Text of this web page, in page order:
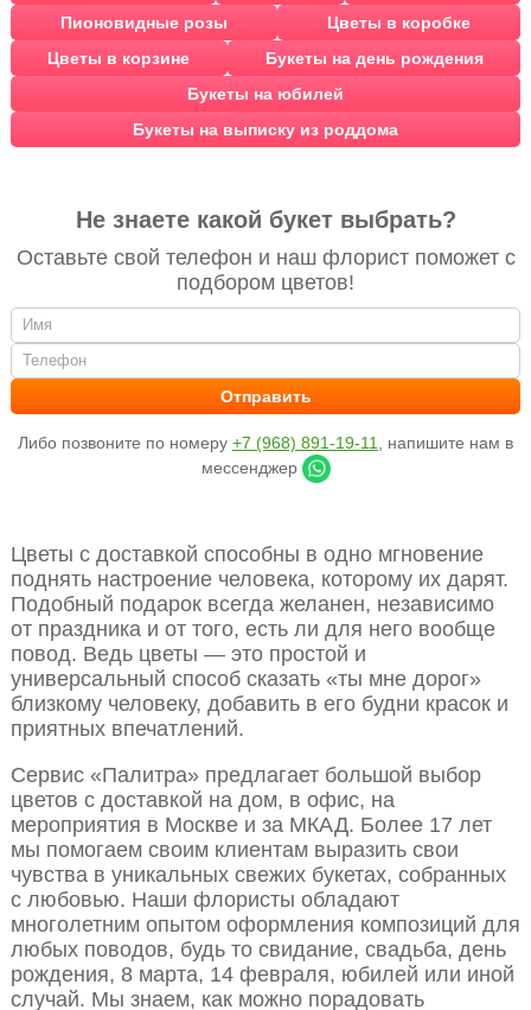
Пионовидные розы
Цветы в коробке
Цветы в корзине
Букеты на день рождения
Букеты на юбилей
Букеты на выписку из роддома
Не знаете какой букет выбрать?
Оставьте свой телефон и наш флорист поможет с
подбором цветов!
Либо позвоните по номеру +7 (968) 891-19-11
, напишите нам в
мессенджер
Цветы с доставкой способны в одно мгновение
поднять настроение человека, которому их дарят.
Подобный подарок всегда желанен, независимо
от праздника и от того, есть ли для него вообще
повод. Ведь цветы — это простой и
универсальный способ сказать «ты мне дорог»
близкому человеку, добавить в его будни красок и
приятных впечатлений.
Сервис «Палитра» предлагает большой выбор
цветов с доставкой на дом, в офис, на
мероприятия в Москве и за МКАД. Более 17 лет
мы помогаем своим клиентам выразить свои
чувства в уникальных свежих букетах, собранных
с любовью. Наши флористы обладают
многолетним опытом оформления композиций для
любых поводов, будь то свидание, свадьба, день
рождения, 8 марта, 14 февраля, юбилей или иной
случай. Мы знаем, как можно порадовать